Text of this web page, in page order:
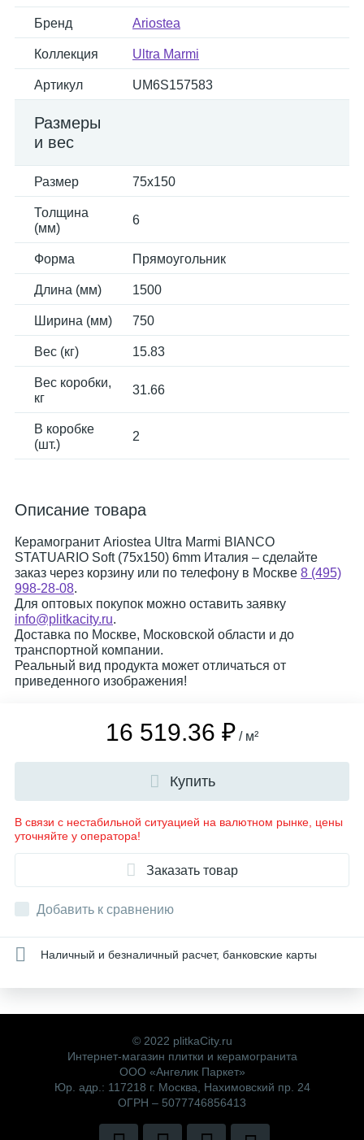
Бренд Ariostea
Коллекция Ultra Marmi
Артикул UM6S157583
Размеры
и вес
Размер 75x150
Толщина
(мм)
6
Форма Прямоугольник
Длина (мм) 1500
Ширина (мм) 750
Вес (кг) 15.83
Вес коробки,
кг
31.66
В коробке
(шт.)
2
Описание товара
Керамогранит Ariostea Ultra Marmi BIANCO
STATUARIO Soft (75x150) 6mm Италия – сделайте
заказ через корзину или по телефону в Москве 8 (495)
998-28-08.
Для оптовых покупок можно оставить заявку
info@plitkacity.ru.
Доставка по Москве, Московской области и до
транспортной компании.
Реальный вид продукта может отличаться от
приведенного изображения!
16 519.36 ₽ / м²
Купить
В связи с нестабильной ситуацией на валютном рынке, цены
уточняйте у оператора!
Заказать товар
Добавить к сравнению
Наличный и безналичный расчет, банковские карты
© 2022 plitkaCity.ru
Интернет-магазин плитки и керамогранита
ООО «Ангелик Паркет»
Юр. адр.: 117218 г. Москва, Нахимовский пр. 24
ОГРН – 5077746856413